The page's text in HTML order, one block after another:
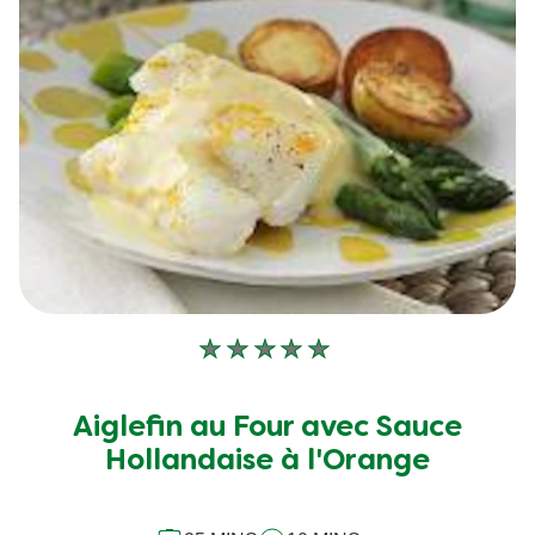
de
448
notes.
Aucune
soumise
pour
Aiglefin au Four avec Sauce
Hollandaise à l'Orange